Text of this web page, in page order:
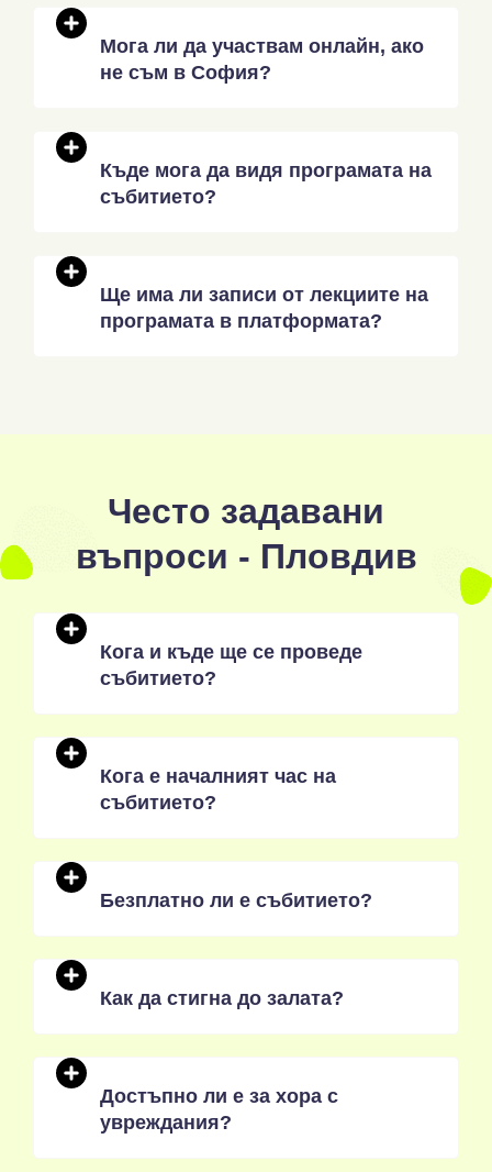
Мога ли да участвам онлайн, ако
не съм в София?
Къде мога да видя програмата на
събитието?
Ще има ли записи от лекциите на
програмата в платформата?
Често задавани
въпроси - Пловдив
Кога и къде ще се проведе
събитието?
Кога е началният час на
събитието?
Безплатно ли е събитието?
Как да стигна до залата?
Достъпно ли е за хора с
увреждания?